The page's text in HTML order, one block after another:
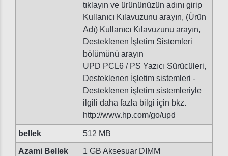
tıklayın ve ürününüzün adını girip
Kullanıcı Kılavuzunu arayın, (Ürün
Adı) Kullanıcı Kılavuzunu arayın,
Desteklenen İşletim Sistemleri
bölümünü arayın
UPD PCL6 / PS Yazıcı Sürücüleri,
Desteklenen İşletim sistemleri -
Desteklenen işletim sistemleriyle
ilgili daha fazla bilgi için bkz.
http://www.hp.com/go/upd
bellek 512 MB
Azami Bellek
1 GB Aksesuar DIMM